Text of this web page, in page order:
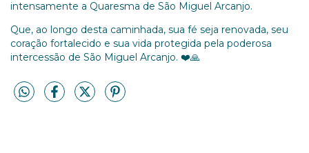
intensamente a Quaresma de São Miguel Arcanjo.
Que, ao longo desta caminhada, sua fé seja renovada, seu
coração fortalecido e sua vida protegida pela poderosa
intercessão de São Miguel Arcanjo. ❤️🙏